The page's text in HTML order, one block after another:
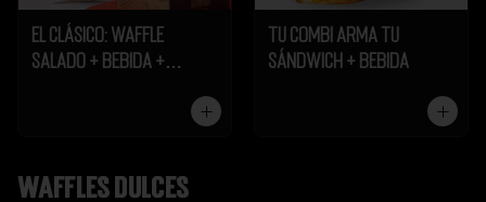
El Clásico: Waffle
Salado + Bebida +
Tu Combi Arma tu
Sándwich + Bebida
Waffles dulces